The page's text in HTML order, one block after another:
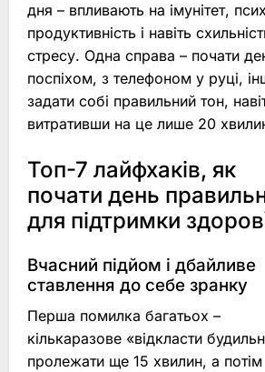
дня – впливають на імунітет,
продуктивність і навіть
стресу. Одна справа – почати
поспіхом, з телефоном у руці,
задати собі правильний тон,
витративши на це лише 20
Топ-7 лайфхаків, як
почати день
для підтримки
Вчасний підйом і дбайливе
ставлення до себе зранку
Перша помилка багатьох –
кількаразове «відкласти
пролежати ще 15 хвилин, а потім